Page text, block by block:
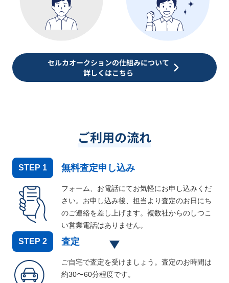
セルカオークションの仕組みについて
詳しくはこちら
ご利用の流れ
STEP 1 無料査定申し込み
フォーム、お電話にてお気軽にお申し込みくだ
さい。お申し込み後、担当より査定のお日にち
のご連絡を差し上げます。複数社からのしつこ
い営業電話はありません。
STEP 2 査定
ご自宅で査定を受けましょう。査定のお時間は
約30〜60分程度です。